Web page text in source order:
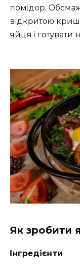
помідор.
відкритою
яйця і готувати
Як зробити
Інгредієнти